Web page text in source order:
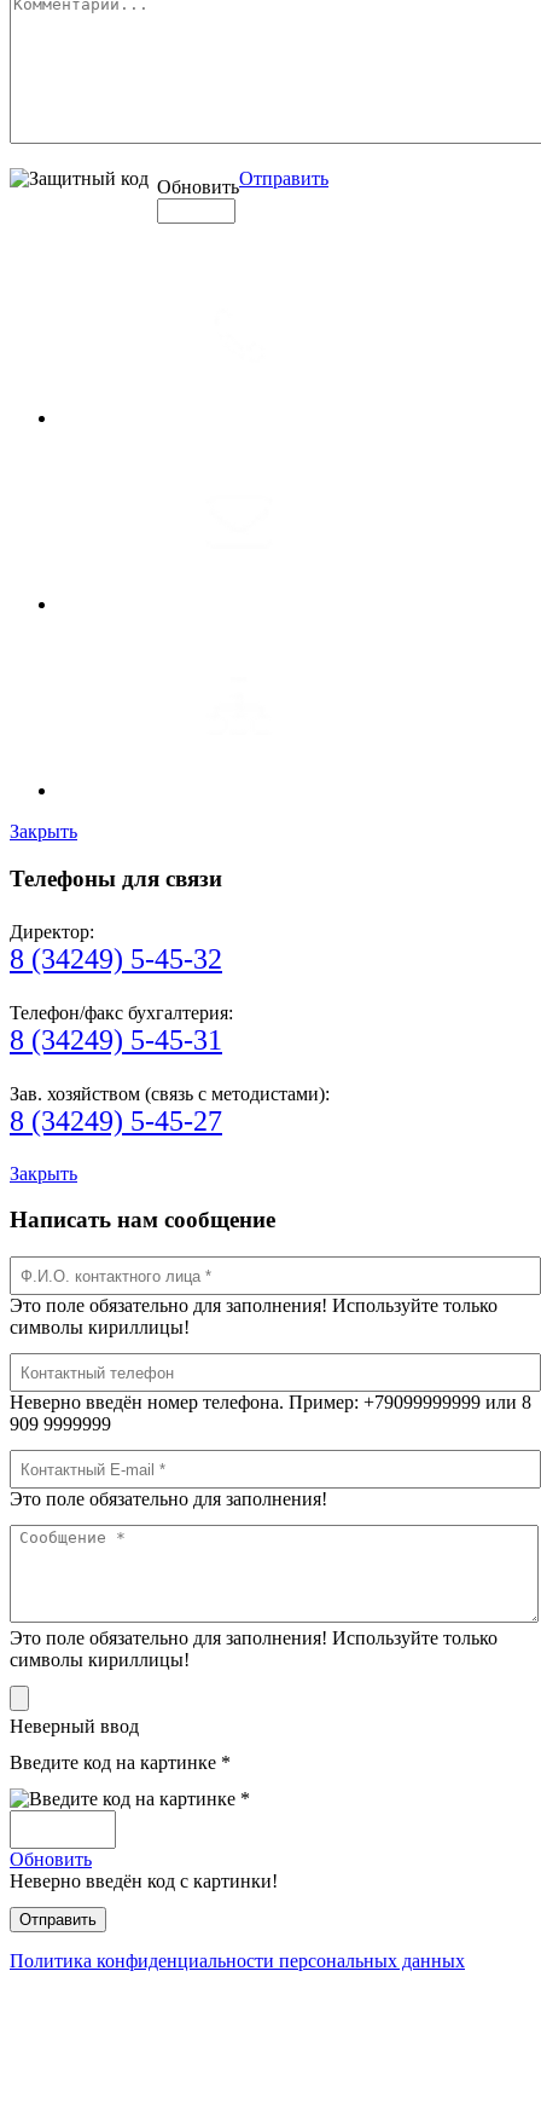
ОбновитьОтправить
Закрыть
Телефоны для связи
Директор:
8 (34249) 5-45-32
Телефон/факс бухгалтерия:
8 (34249) 5-45-31
Зав. хозяйством (связь с методистами):
8 (34249) 5-45-27
Закрыть
Написать нам сообщение
Это поле обязательно для заполнения! Используйте только
символы кириллицы!
Неверно введён номер телефона. Пример: +79099999999 или 8
909 9999999
Это поле обязательно для заполнения!
Это поле обязательно для заполнения! Используйте только
символы кириллицы!
Неверный ввод
Введите код на картинке *
Обновить
Неверно введён код с картинки!
Политика конфиденциальности персональных данных